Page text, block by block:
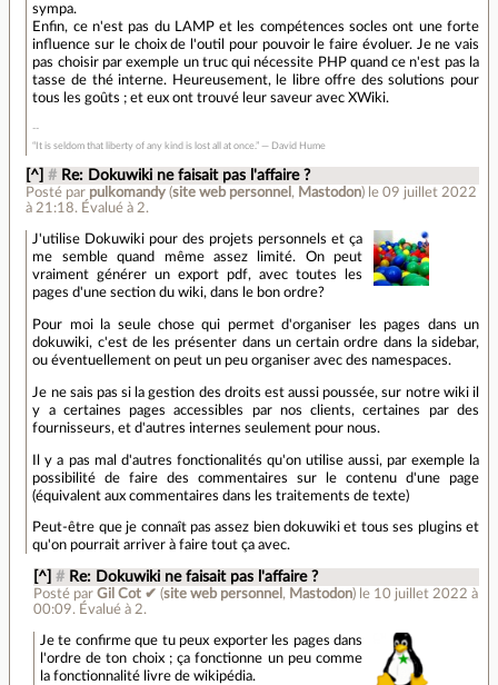
sympa.
Enfin, ce n'est pas du LAMP et les compétences socles ont une forte
influence sur le choix de l'outil pour pouvoir le faire évoluer. Je ne vais
pas choisir par exemple un truc qui nécessite PHP quand ce n'est pas la
tasse de thé interne. Heureusement, le libre offre des solutions pour
tous les goûts ; et eux ont trouvé leur saveur avec XWiki.
“It is seldom that liberty of any kind is lost all at once.” ― David Hume
[^] # Re: Dokuwiki ne faisait pas l'affaire ?
Posté par pulkomandy (site web personnel , Mastodon) le 09 juillet 2022
à 21:18. Évalué à2.
J'utilise Dokuwiki pour des projets personnels et ça
me semble quand même assez limité. On peut
vraiment générer un export pdf, avec toutes les
pages d'une section du wiki, dans le bon ordre?
Pour moi la seule chose qui permet d'organiser les pages dans un
dokuwiki, c'est de les présenter dans un certain ordre dans la sidebar,
ou éventuellement on peut un peu organiser avec des namespaces.
Je ne sais pas si la gestion des droits est aussi poussée, sur notre wiki il
y a certaines pages accessibles par nos clients, certaines par des
fournisseurs, et d'autres internes seulement pour nous.
Il y a pas mal d'autres fonctionalités qu'on utilise aussi, par exemple la
possibilité de faire des commentaires sur le contenu d'une page
(équivalent aux commentaires dans les traitements de texte)
Peut-être que je connaît pas assez bien dokuwiki et tous ses plugins et
qu'on pourrait arriver à faire tout ça avec.
[^] # Re: Dokuwiki ne faisait pas l'affaire ?
Posté par Gil Cot ✔ (site web personnel , Mastodon) le 10 juillet 2022 à
00:09. Évalué à 2.
Je te confirme que tu peux exporter les pages dans
l'ordre de ton choix ; ça fonctionne un peu comme
la fonctionnalité livre de wikipédia.